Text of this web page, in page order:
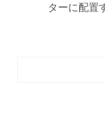
ターに配置